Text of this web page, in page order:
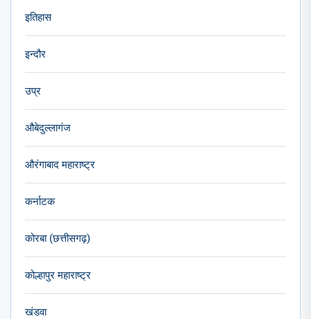
इतिहास
इन्दौर
उप्र
औबेदुल्लागंज
औरंगाबाद महाराष्ट्र
कर्नाटक
कोरबा (छत्तीसगढ़)
कोल्हापुर महाराष्ट्र
खंडवा